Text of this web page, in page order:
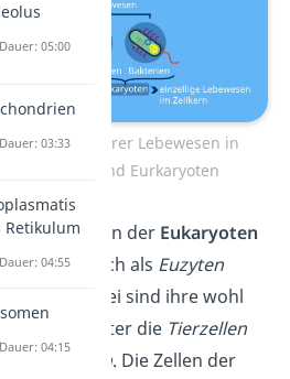
zellulärer Lebewesen in
Prokaryoten und Eurkaryoten
Die Zellen der Eukaryoten
du auch als Euzyten
. Dabei sind ihre wohl
Vertreter die Tierzellen
Pflanzenzellen. Die Zellen der
05:00
03:33
Retikulum
04:55
04:15